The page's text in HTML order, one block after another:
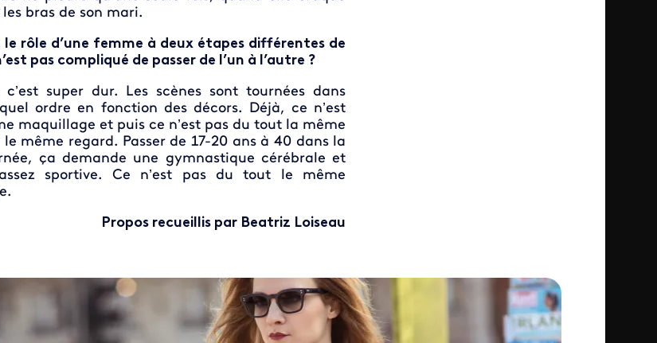
bras de son mari.
le rôle d’une femme à deux étapes différentes de
pas compliqué de passer de l’un à l’autre ?
c’est super dur. Les scènes sont tournées dans
ordre en fonction des décors. Déjà, ce n’est
maquillage et puis ce n’est pas du tout la même
même regard. Passer de 17-20 ans à 40 dans la
ça demande une gymnastique cérébrale et
sportive. Ce n’est pas du tout le même
Propos recueillis par Beatriz Loiseau